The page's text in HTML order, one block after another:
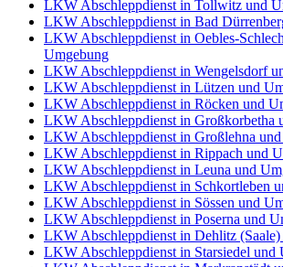
LKW Abschleppdienst in Tollwitz und
LKW Abschleppdienst in Bad
LKW Abschleppdienst in Oebles-
Umgebung
LKW Abschleppdienst in Wengelsdorf
LKW Abschleppdienst in Lützen und
LKW Abschleppdienst in Röcken und
LKW Abschleppdienst in Großkorbetha
LKW Abschleppdienst in Großlehna
LKW Abschleppdienst in Rippach und
LKW Abschleppdienst in Leuna und
LKW Abschleppdienst in Schkortleben
LKW Abschleppdienst in Sössen und
LKW Abschleppdienst in Poserna und
LKW Abschleppdienst in Dehlitz
LKW Abschleppdienst in Starsiedel und